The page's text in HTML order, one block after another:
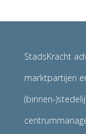
StadsKracht
marktpartijen
(binnen-